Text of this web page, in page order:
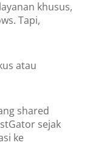
khusus,
Tapi,
atau
shared
sejak
ke